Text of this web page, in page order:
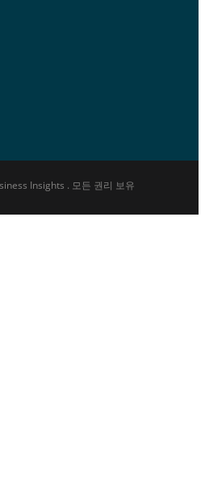
Insights . 모든 권리 보유